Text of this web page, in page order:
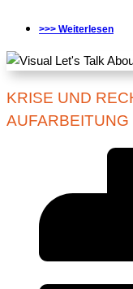
>>> Weiterlesen
KRISE UND